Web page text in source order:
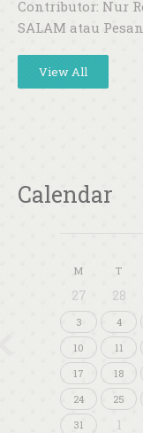
Contributor: Nur
SALAM atau
View All
Calendar
M T
27 28
3
4
10
11
17
18
24
25
31
1